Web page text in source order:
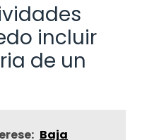
incluir
de un
Baja